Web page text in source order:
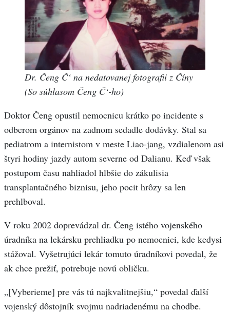
Dr. Čeng Č‘ na nedatovanej fotografii z Číny
(So súhlasom Čeng Č‘-ho)
Doktor Čeng opustil nemocnicu krátko po incidente s
odberom orgánov na zadnom sedadle dodávky. Stal sa
pediatrom a internistom v meste Liao-jang, vzdialenom asi
štyri hodiny jazdy autom severne od Dalianu. Keď však
postupom času nahliadol hlbšie do zákulisia
transplantačného biznisu, jeho pocit hrôzy sa len
prehlboval.
V roku 2002 doprevádzal dr. Čeng istého vojenského
úradníka na lekársku prehliadku po nemocnici, kde kedysi
stážoval. Vyšetrujúci lekár tomuto úradníkovi povedal, že
ak chce prežiť, potrebuje novú obličku.
„[Vyberieme] pre vás tú najkvalitnejšiu,“ povedal ďalší
vojenský dôstojník svojmu nadriadenému na chodbe.